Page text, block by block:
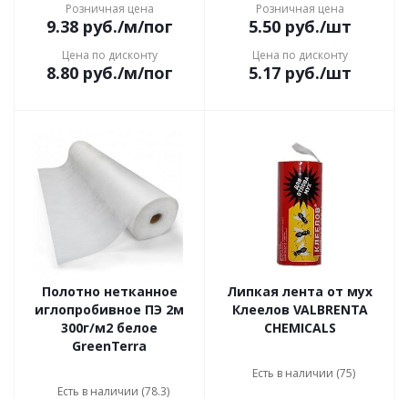
Розничная цена
9.38руб./м/пог
Цена по дисконту
8.80руб./м/пог
Розничная цена
5.50руб./шт
Цена по дисконту
5.17руб./шт
Полотно нетканное
иглопробивное ПЭ 2м
300г/м2 белое
GreenTerra
Есть в наличии (78.3)
Липкая лента от мух
Клеелов VALBRENTA
CHEMICALS
Есть в наличии (75)